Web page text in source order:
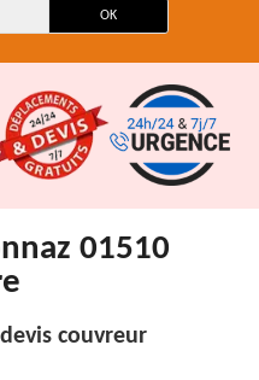
01510
couvreur